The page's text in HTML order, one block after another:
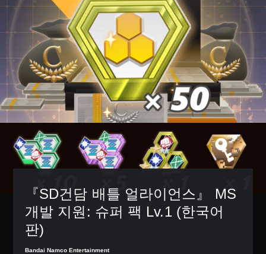
『SD건담 배틀 얼라이언스』 MS
개발 지원: 슈퍼 팩 Lv.1 (한국어
판)
Bandai Namco Entertainment